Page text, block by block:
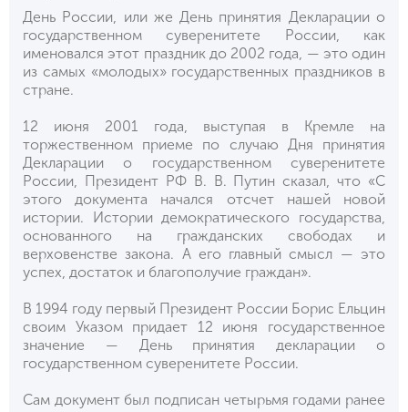
День России, или же День принятия Декларации о
государственном суверенитете России, как
именовался этот праздник до 2002 года, — это один
из самых «молодых» государственных праздников в
стране.
12 июня 2001 года, выступая в Кремле на
торжественном приеме по случаю Дня принятия
Декларации о государственном суверенитете
России, Президент РФ В. В. Путин сказал, что «С
этого документа начался отсчет нашей новой
истории. Истории демократического государства,
основанного на гражданских свободах и
верховенстве закона. А его главный смысл — это
успех, достаток и благополучие граждан».
В 1994 году первый Президент России Борис Ельцин
своим Указом придает 12 июня государственное
значение — День принятия декларации о
государственном суверенитете России.
Сам документ был подписан четырьмя годами ранее